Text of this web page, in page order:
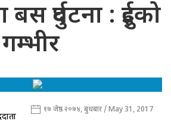
दुर्घटना : दुईको
१७ जेष्ठ २०७४, बुधबार / May 31, 2017